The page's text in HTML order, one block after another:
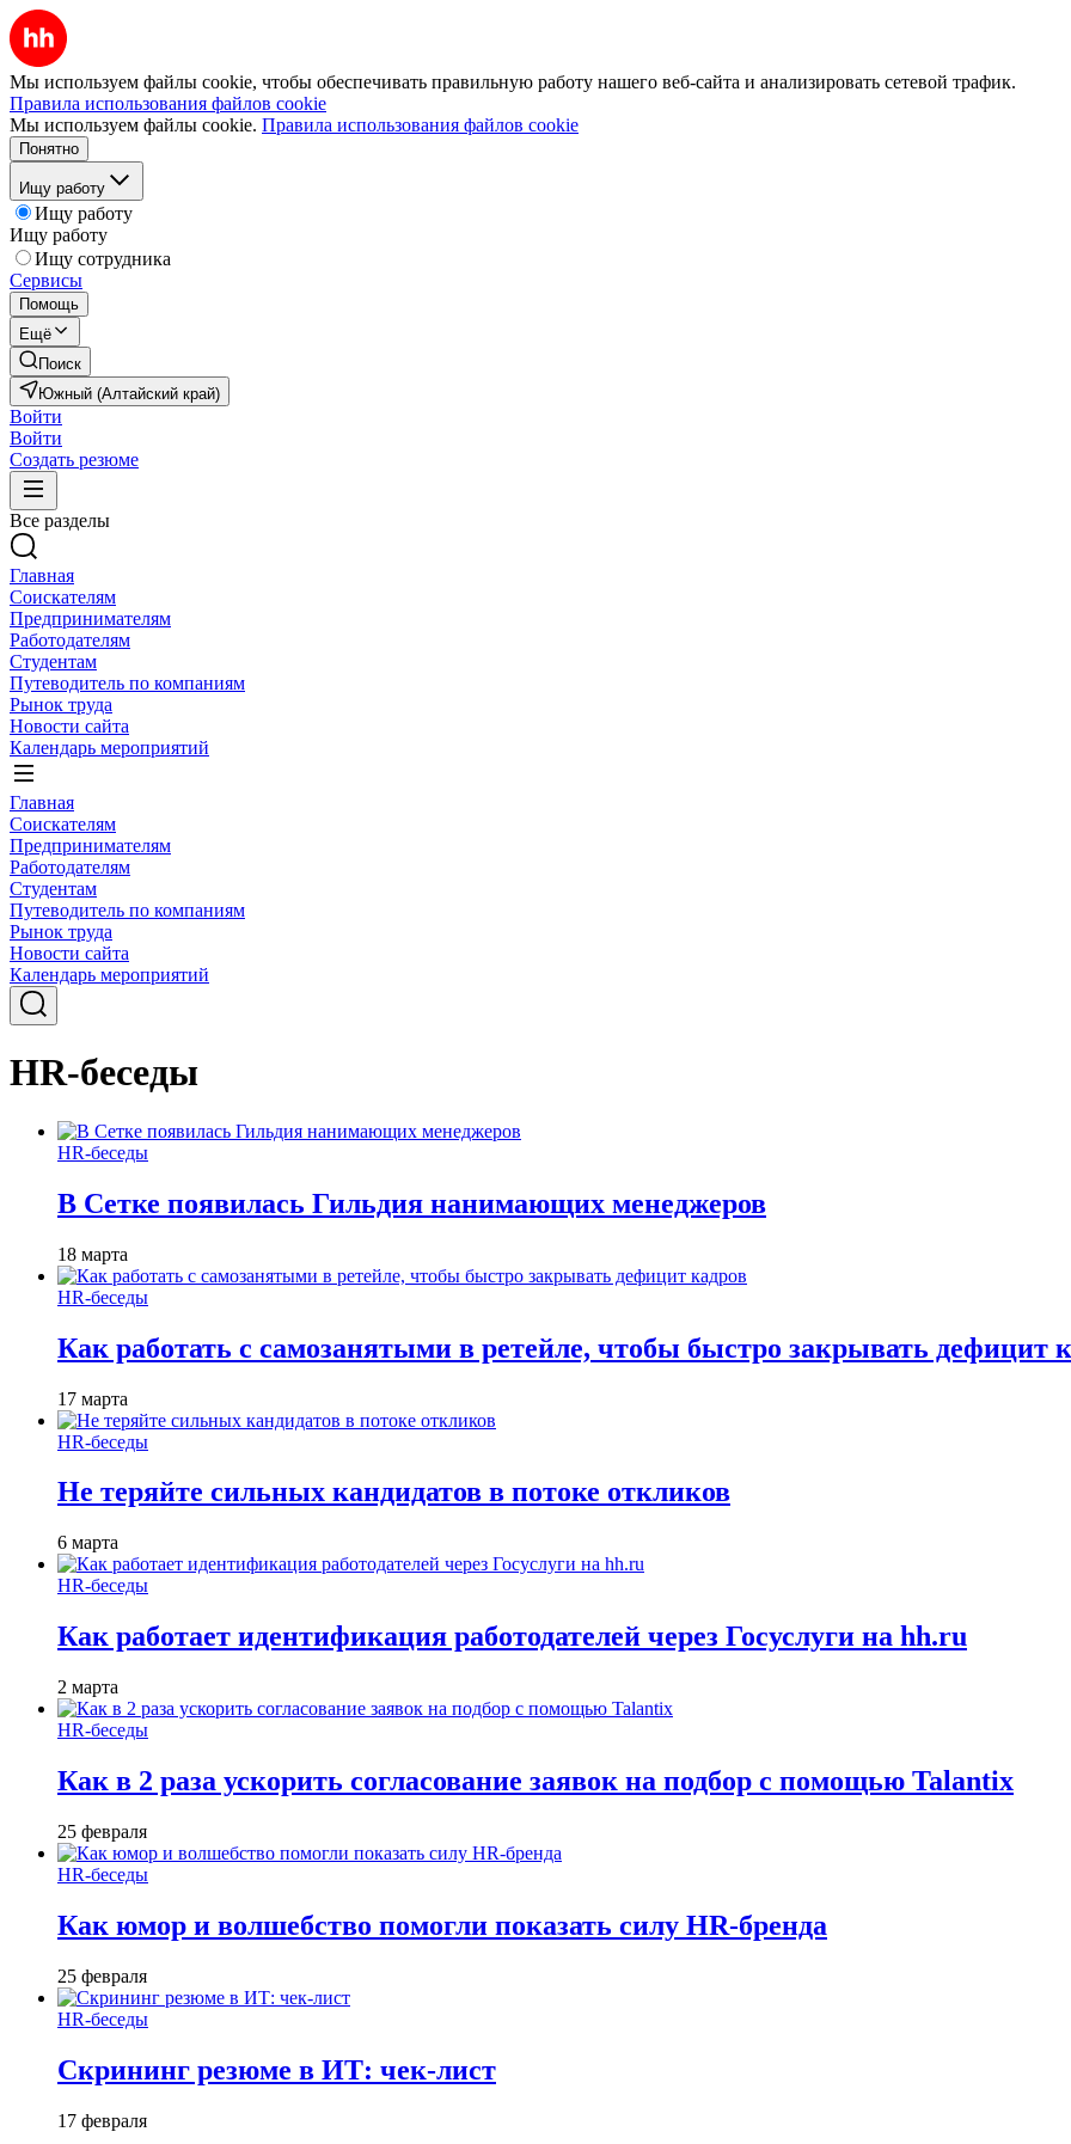
Мы используем файлы cookie, чтобы обеспечивать правильную работу нашего веб-сайта и анализировать сетевой трафик.
Правила использования файлов cookie
Мы используем файлы cookie. Правила использования файлов cookie
Понятно
Ищу работу
Ищу работу
Ищу работу
Ищу сотрудника
Сервисы
Помощь
Ещё
Поиск
Южный (Алтайский край)
Войти
Войти
Создать резюме
Все разделы
Главная
Соискателям
Предпринимателям
Работодателям
Студентам
Путеводитель по компаниям
Рынок труда
Новости сайта
Календарь мероприятий
Главная
Соискателям
Предпринимателям
Работодателям
Студентам
Путеводитель по компаниям
Рынок труда
Новости сайта
Календарь мероприятий
HR-беседы
HR-беседы
В Сетке появилась Гильдия нанимающих менеджеров
18 марта
HR-беседы
Как работать с самозанятыми в ретейле, чтобы быстро закрывать дефицит
17 марта
HR-беседы
Не теряйте сильных кандидатов в потоке откликов
6 марта
HR-беседы
Как работает идентификация работодателей через Госуслуги на hh.ru
2 марта
HR-беседы
Как в 2 раза ускорить согласование заявок на подбор с помощью Talantix
25 февраля
HR-беседы
Как юмор и волшебство помогли показать силу HR-бренда
25 февраля
HR-беседы
Скрининг резюме в ИТ: чек-лист
17 февраля